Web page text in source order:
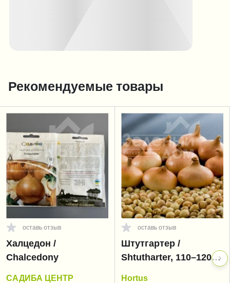
Рекомендуемые товары
оставь отзыв
Халцедон /
Chalcedony
САДИБА ЦЕНТР
оставь отзыв
Штутгартер /
Shtutharter, 110–120
Hortus